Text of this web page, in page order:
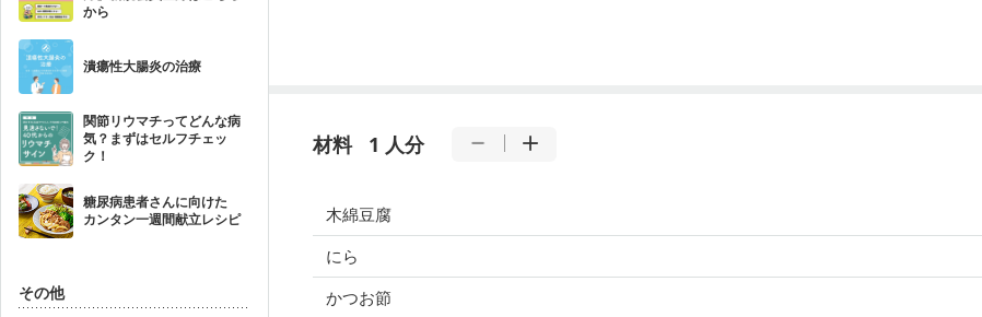
から
潰瘍性大腸炎の治療
関節リウマチってどんな病
気？まずはセルフチェッ
ク！
糖尿病患者さんに向けた
カンタン一週間献立レシピ
その他
材料 1 人分
木綿豆腐
にら
かつお節